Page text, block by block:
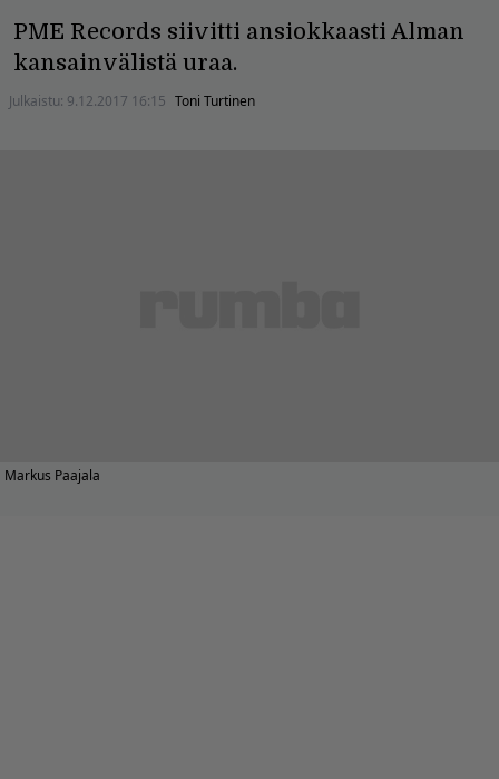
PME Records siivitti ansiokkaasti Alman
kansainvälistä uraa.
Julkaistu: 9.12.2017 16:15 Toni Turtinen
Markus Paajala